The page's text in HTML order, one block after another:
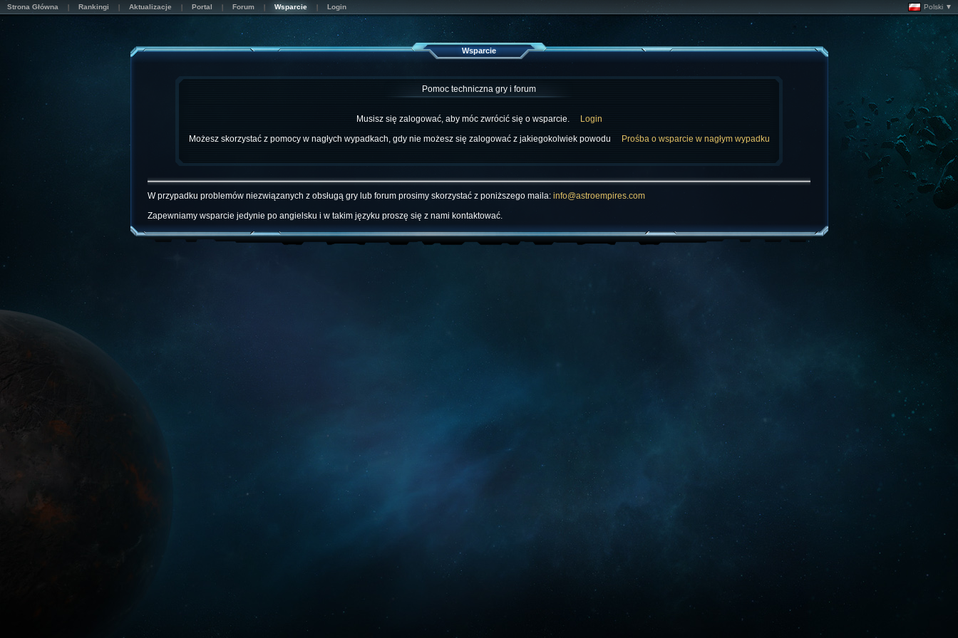
Strona Główna Rankingi Aktualizacje Portal Forum Wsparcie Login Polski ▼
Wsparcie
Pomoc techniczna gry i forum
Musisz się zalogować, aby móc zwrócić się o wsparcie.
Login
Możesz skorzystać z pomocy w nagłych wypadkach, gdy nie możesz się zalogować z jakiegokolwiek powodu
Prośba o wsparcie w nagłym wypadku
W przypadku problemów niezwiązanych z obsługą gry lub forum prosimy skorzystać z poniższego maila: info@astroempires.com
Zapewniamy wsparcie jedynie po angielsku i w takim języku proszę się z nami kontaktować.